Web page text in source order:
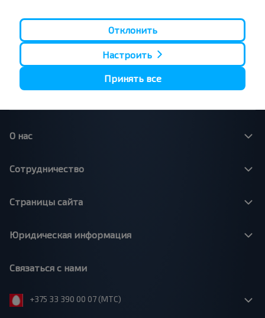
Полоцк - Рига
Минск - Вильнюс
Минск - Варшава
Минск - Москва
Москва - Барановичи
Брест - Люблин
Брест - Варшава
О нас
Сотрудничество
Страницы сайта
Юридическая информация
Связаться с нами
+375 33 390 00 07 (МТС)
Отклонить
Настроить
Принять все